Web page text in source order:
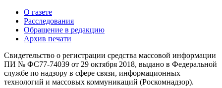
О газете
Расследования
Обращение в редакцию
Архив печати
Свидетельство о регистрации средства массовой информации
ПИ № ФС77-74039 от 29 октября 2018, выдано в Федеральной
службе по надзору в сфере связи, информационных
технологий и массовых коммуникаций (Роскомнадзор).